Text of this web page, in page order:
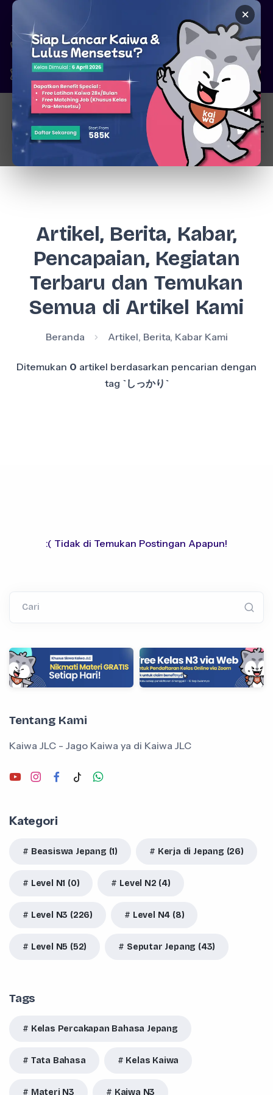
×
Pare, Kediri - Jawa Timur
6287777326344
marketing@kaiwa.id
Login
Artikel, Berita, Kabar,
Pencapaian, Kegiatan
Terbaru dan Temukan
Semua di Artikel Kami
Beranda Artikel, Berita, Kabar Kami
Ditemukan 0 artikel berdasarkan pencarian dengan
tag `しっかり`
:( Tidak di Temukan Postingan Apapun!
Cari
Tentang Kami
Kaiwa JLC - Jago Kaiwa ya di Kaiwa JLC
Kategori
Beasiswa Jepang (1) Kerja di Jepang (26)
Level N1 (0) Level N2 (4)
Level N3 (226) Level N4 (8)
Level N5 (52) Seputar Jepang (43)
Tags
Kelas Percakapan Bahasa Jepang
Tata Bahasa Kelas Kaiwa
Materi N3 Kaiwa N3